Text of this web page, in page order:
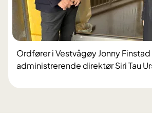
Ordfører i Vestvågøy Jonny
administrerende direktør Siri Tau